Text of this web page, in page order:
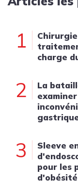
1
charge
2
La
3
Sleeve
pour les